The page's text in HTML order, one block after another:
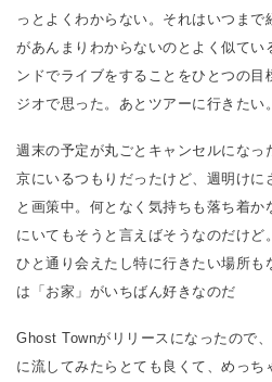
っとよくわからない。それはいつま
があんまりわからないのとよく似て
ンドでライブをすることをひとつの目
ジオで思った。あとツアーに行きたい。
週末の予定が丸ごとキャンセルになっ
京にいるつもりだったけど、週明けに
と画策中。何となく気持ちも落ち着か
にいてもそうと言えばそうなのだけど
ひと通り会えたし特に行きたい場所も
は「お家」がいちばん好きなのだ
Ghost Townがリリースになったので
に流してみたらとても良くて、めっち